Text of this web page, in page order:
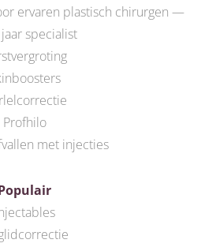
ervaren plastisch chirurgen —
specialist
Profhilo
met injecties